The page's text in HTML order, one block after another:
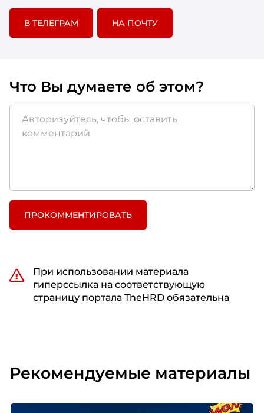
В ТЕЛЕГРАМ НА ПОЧТУ
Что Вы думаете об этом?
ПРОКОММЕНТИРОВАТЬ
При использовании материала
гиперссылка на соответствующую
страницу портала TheHRD обязательна
Рекомендуемые материалы